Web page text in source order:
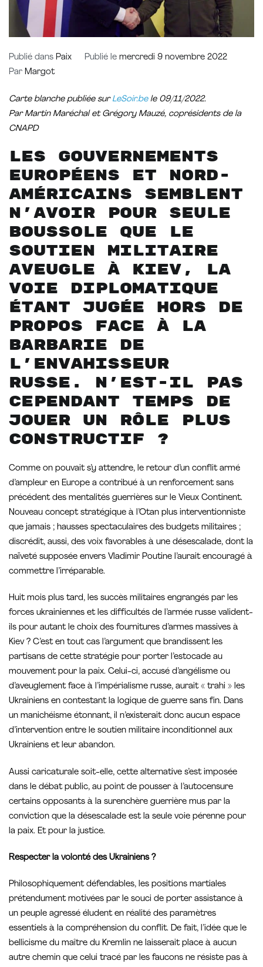
Publié dans Paix Publié le mercredi 9 novembre 2022
Par Margot
Carte blanche publiée surLeSoir.bele 09/11/2022.
Par Martin Maréchal et Grégory Mauzé, coprésidents de la
CNAPD
Les gouvernements
européens et nord-
américains semblent
n’avoir pour seule
boussole que le
soutien militaire
aveugle à Kiev, la
voie diplomatique
étant jugée hors de
propos face à la
barbarie de
l’envahisseur
russe. N’est-il pas
cependant temps de
jouer un rôle plus
constructif ?
Comme on pouvait s’y attendre, le retour d’un conflit armé
d’ampleur en Europe a contribué à un renforcement sans
précédent des mentalités guerrières sur le Vieux Continent.
Nouveau concept stratégique à l’Otan plus interventionniste
que jamais ; hausses spectaculaires des budgets militaires ;
discrédit, aussi, des voix favorables à une désescalade, dont la
naïveté supposée envers Vladimir Poutine l’aurait encouragé à
commettre l’irréparable.
Huit mois plus tard, les succès militaires engrangés par les
forces ukrainiennes et les difficultés de l’armée russe valident-
ils pour autant le choix des fournitures d’armes massives à
Kiev ? C’est en tout cas l’argument que brandissent les
partisans de cette stratégie pour porter l’estocade au
mouvement pour la paix. Celui-ci, accusé d’angélisme ou
d’aveuglement face à l’impérialisme russe, aurait « trahi » les
Ukrainiens en contestant la logique de guerre sans fin. Dans
un manichéisme étonnant, il n’existerait donc aucun espace
d’intervention entre le soutien militaire inconditionnel aux
Ukrainiens et leur abandon.
Aussi caricaturale soit-elle, cette alternative s’est imposée
dans le débat public, au point de pousser à l’autocensure
certains opposants à la surenchère guerrière mus par la
conviction que la désescalade est la seule voie pérenne pour
la paix. Et pour la justice.
Respecter la volonté des Ukrainiens ?
Philosophiquement défendables, les positions martiales
prétendument motivées par le souci de porter assistance à
un peuple agressé éludent en réalité des paramètres
essentiels à la compréhension du conflit. De fait, l’idée que le
bellicisme du maître du Kremlin ne laisserait place à aucun
autre chemin que celui tracé par les faucons ne résiste pas à